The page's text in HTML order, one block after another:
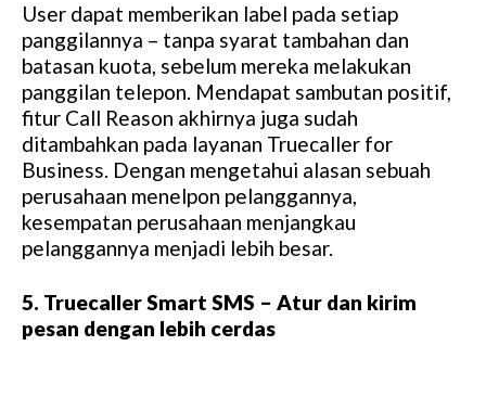
User dapat memberikan label pada setiap
panggilannya – tanpa syarat tambahan dan
batasan kuota, sebelum mereka melakukan
panggilan telepon. Mendapat sambutan positif,
fitur Call Reason akhirnya juga sudah
ditambahkan pada layanan Truecaller for
Business. Dengan mengetahui alasan sebuah
perusahaan menelpon pelanggannya,
kesempatan perusahaan menjangkau
pelanggannya menjadi lebih besar.
5. Truecaller Smart SMS – Atur dan kirim
pesan dengan lebih cerdas